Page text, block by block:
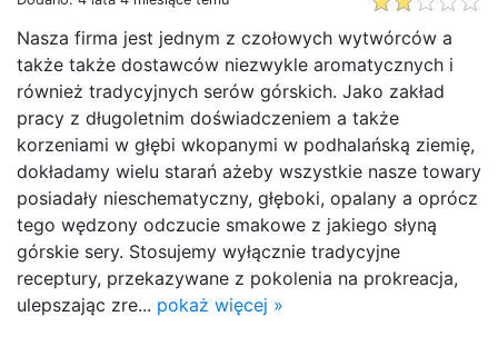
Nasza firma jest jednym z czołowych wytwórców a
także także dostawców niezwykle aromatycznych i
również tradycyjnych serów górskich. Jako zakład
pracy z długoletnim doświadczeniem a także
korzeniami w głębi wkopanymi w podhalańską ziemię,
dokładamy wielu starań ażeby wszystkie nasze towary
posiadały nieschematyczny, głęboki, opalany a oprócz
tego wędzony odczucie smakowe z jakiego słyną
górskie sery. Stosujemy wyłącznie tradycyjne
receptury, przekazywane z pokolenia na prokreacja,
ulepszając zre... pokaż więcej »